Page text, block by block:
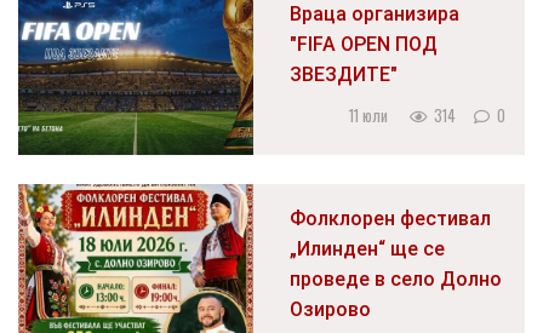
Враца организира
"FIFA OPEN ПОД
ЗВЕЗДИТЕ"
11 юли 314 0
Фолклорен фестивал
„Илинден“ ще се
проведе в село Долно
Озирово